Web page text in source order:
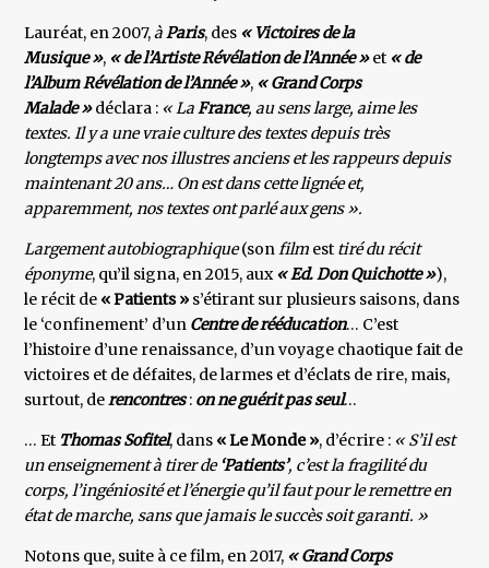
Lauréat, en 2007,àParis, des « Victoires de la
Musique », « de l’Artiste Révélation de l’Année »et « de
l’Album Révélation de l’Année », « Grand Corps
Malade »déclara : « LaFrance, au sens large, aime les
textes. Il y a une vraie culture des textes depuis très
longtemps avec nos illustres anciens et les rappeurs depuis
maintenant 20 ans… On est dans cette lignée et,
apparemment, nos textes ont parlé aux gens ».
Largement autobiographique(sonfilm est tiré du récit
éponyme, qu’il signa, en 2015, aux « Ed. Don Quichotte »),
le récit de ­« Patients » s’étirant sur plusieurs saisons, dans
le ‘confinement’ d’un Centre de rééducation… C’est
l’histoire d’une renaissance, d’un voyage chaotique fait de
victoires et de défaites, de larmes et d’éclats de rire, mais,
surtout, derencontres: on ne guérit pas seul…
… Et Thomas Sofitel, dans « Le Monde », d’écrire : « S’il est
un enseignement à tirer de‘Patients’, c’est la fragilité du
corps, l’ingéniosité et l’énergie qu’il faut pour le remettre en
état de marche, sans que jamais le succès soit garanti. »
Notons que, suite à ce film, en 2017, « Grand Corps